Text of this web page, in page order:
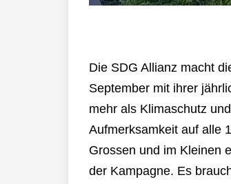
Die SDG Allianz macht
September mit ihrer
mehr als Klimaschutz
Aufmerksamkeit auf alle
Grossen und im Kleinen
der Kampagne. Es